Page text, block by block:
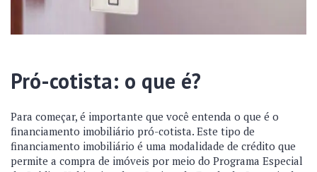
Pró-cotista: o que é?
Para começar, é importante que você entenda o que é o
financiamento imobiliário pró-cotista. Este tipo de
financiamento imobiliário é uma modalidade de crédito que
permite a compra de imóveis por meio do Programa Especial